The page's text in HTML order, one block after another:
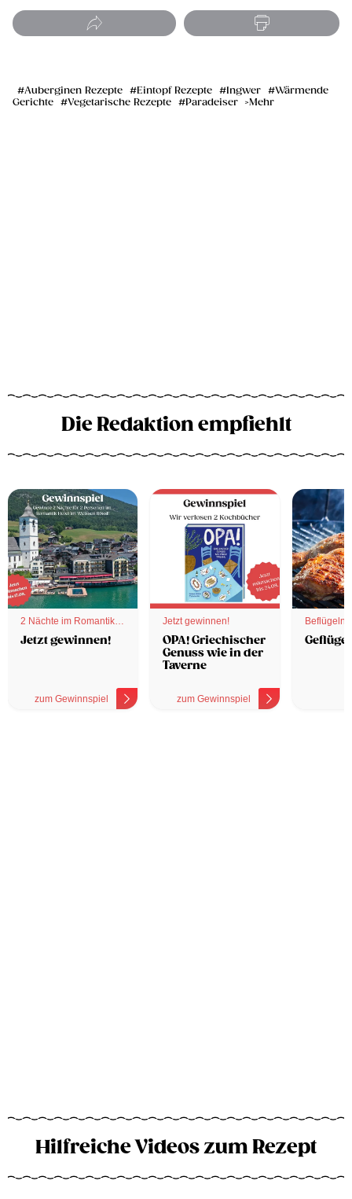
Auberginen Rezepte Eintopf Rezepte Ingwer
Wärmende
Gerichte
Vegetarische Rezepte Paradeiser Mehr
Die Redaktion empfiehlt
2 Nächte im Romantik
Hotel
Jetzt gewinnen!
zum Gewinnspiel
Jetzt gewinnen!
OPA! Griechischer
Genuss wie in der
Taverne
zum Gewinnspiel
Hilfreiche Videos zum Rezept